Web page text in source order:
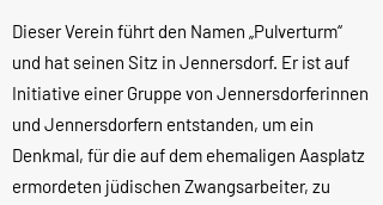
Dieser Verein führt den Namen „Pulverturm“
und hat seinen Sitz in Jennersdorf. Er ist auf
Initiative einer Gruppe von Jennersdorferinnen
und Jennersdorfern entstanden, um ein
Denkmal, für die auf dem ehemaligen Aasplatz
ermordeten jüdischen Zwangsarbeiter, zu